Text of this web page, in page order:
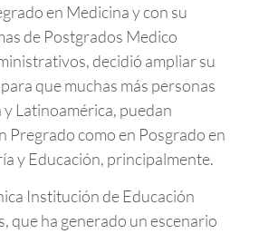
en Medicina y con su
de Postgrados Medico
decidió ampliar su
que muchas más personas
Latinoamérica, puedan
Pregrado como en Posgrado en
y Educación, principalmente.
Institución de Educación
que ha generado un escenario